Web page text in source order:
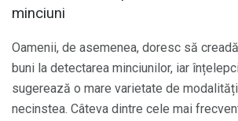
minciuni
Oamenii, de asemenea, doresc să
buni la detectarea minciunilor, iar
sugerează o mare varietate de
necinstea. Câteva dintre cele mai